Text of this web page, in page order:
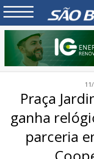
Praça
ganha
parceria